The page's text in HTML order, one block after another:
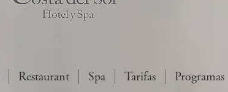
Restaurant Spa Tarifas Programas